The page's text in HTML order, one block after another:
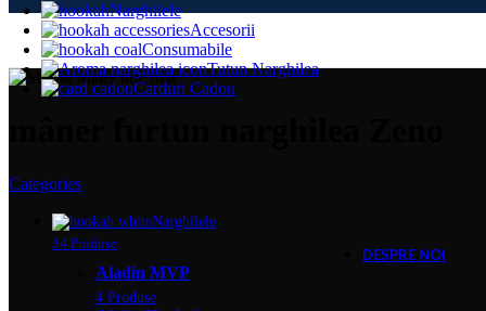
Narghilele
Accesorii
Consumabile
Tutun Narghilea
Carduri Cadou
DESPRE NOI
Categories
Narghilele
34 Produse
Aladin MVP
4 Produse